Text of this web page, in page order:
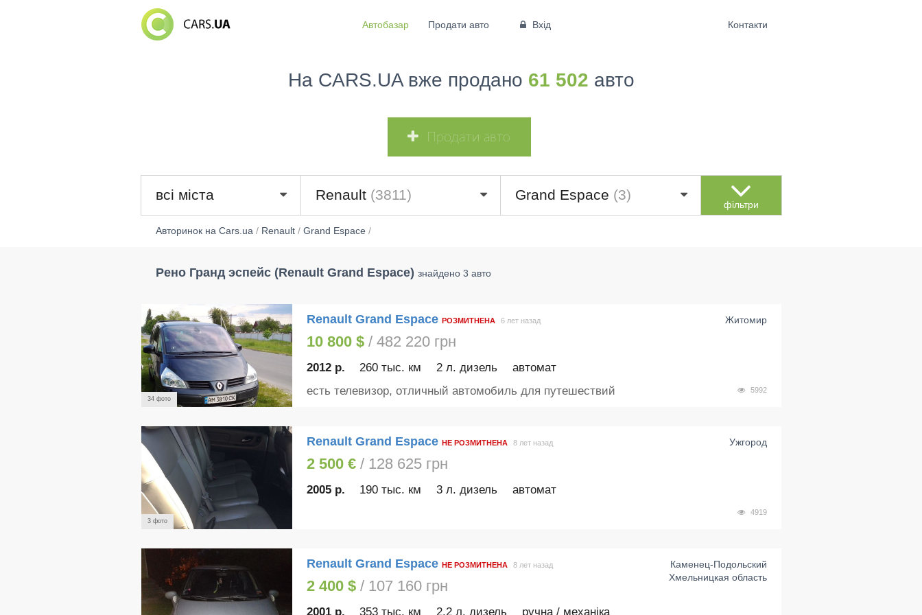
Автобазар Продати авто Вхід Контакти
На CARS.UA вже продано 61 502 авто
Продати авто
всі міста Renault (3811) Grand Espace (3)
фільтри
Авторинок на Cars.ua/ Renault/ Grand Espace /
Рено Гранд эспейс (Renault Grand Espace) знайдено 3 авто
34 фото
Renault Grand Espace РОЗМИТНЕНА Житомир
6 лет назад
10 800 $/ 482 220 грн
2012 р. 260 тыс. км 2 л. дизель автомат
5992
есть телевизор, отличный автомобиль для путешествий
3 фото
Renault Grand Espace НЕ РОЗМИТНЕНА Ужгород
8 лет назад
2 500 €/ 128 625 грн
2005 р. 190 тыс. км 3 л. дизель автомат
4919
Renault Grand Espace НЕ РОЗМИТНЕНА
Каменец-Подольский
Хмельницкая область
8 лет назад
2 400 $/ 107 160 грн
2001 р. 353 тыс. км 2.2 л. дизель ручна / механіка